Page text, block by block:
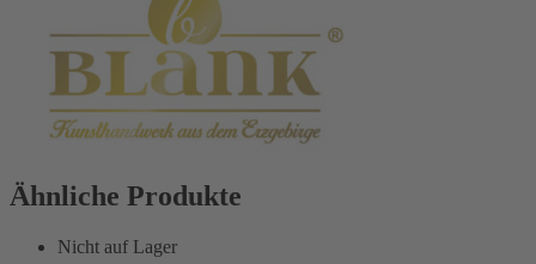
Ähnliche Produkte
Nicht auf Lager